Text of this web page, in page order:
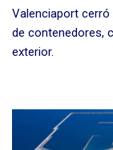
Valenciaport cerró
de contenedores,
exterior.